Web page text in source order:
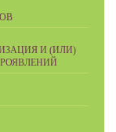
И (ИЛИ)